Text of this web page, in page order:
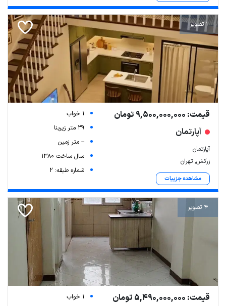
1 تصویر
قیمت: 9,500,000,000 تومان
آپارتمان
آپارتمان
زرکش, تهران
مشاهده جزییات
1 خواب
39 متر زیربنا
-- متر زمین
سال ساخت 1380
شماره طبقه: 2
4 تصویر
قیمت: 5,490,000,000 تومان
1 خواب